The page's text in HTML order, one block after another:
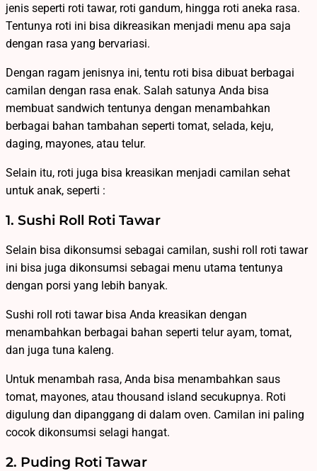
jenis seperti roti tawar, roti gandum, hingga roti aneka rasa.
Tentunya roti ini bisa dikreasikan menjadi menu apa saja
dengan rasa yang bervariasi.
Dengan ragam jenisnya ini, tentu roti bisa dibuat berbagai
camilan dengan rasa enak. Salah satunya Anda bisa
membuat sandwich tentunya dengan menambahkan
berbagai bahan tambahan seperti tomat, selada, keju,
daging, mayones, atau telur.
Selain itu, roti juga bisa kreasikan menjadi camilan sehat
untuk anak, seperti :
1. Sushi Roll Roti Tawar
Selain bisa dikonsumsi sebagai camilan, sushi roll roti tawar
ini bisa juga dikonsumsi sebagai menu utama tentunya
dengan porsi yang lebih banyak.
Sushi roll roti tawar bisa Anda kreasikan dengan
menambahkan berbagai bahan seperti telur ayam, tomat,
dan juga tuna kaleng.
Untuk menambah rasa, Anda bisa menambahkan saus
tomat, mayones, atau thousand island secukupnya. Roti
digulung dan dipanggang di dalam oven. Camilan ini paling
cocok dikonsumsi selagi hangat.
2. Puding Roti Tawar